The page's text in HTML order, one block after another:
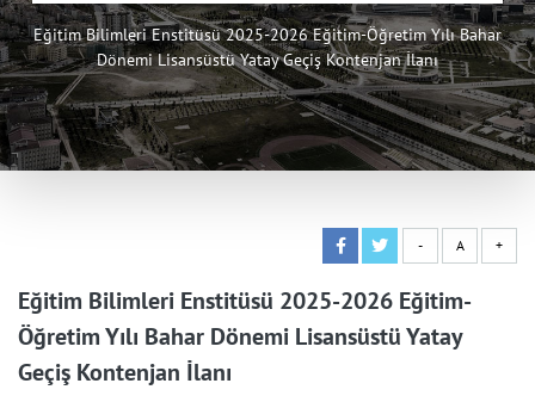
Eğitim Bilimleri Enstitüsü 2025-2026 Eğitim-Öğretim Yılı Bahar
Dönemi Lisansüstü Yatay Geçiş Kontenjan İlanı
- A +
Eğitim Bilimleri Enstitüsü 2025-2026 Eğitim-
Öğretim Yılı Bahar Dönemi Lisansüstü Yatay
Geçiş Kontenjan İlanı